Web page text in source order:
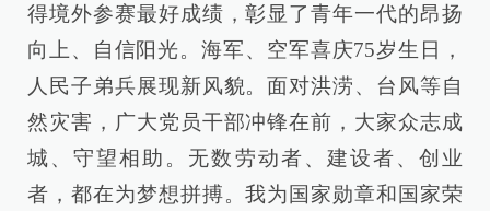
得境外参赛最好成绩，彰显了青年一代的昂扬
向上、自信阳光。海军、空军喜庆75岁生日，
人民子弟兵展现新风貌。面对洪涝、台风等自
然灾害，广大党员干部冲锋在前，大家众志成
城、守望相助。无数劳动者、建设者、创业
者，都在为梦想拼搏。我为国家勋章和国家荣